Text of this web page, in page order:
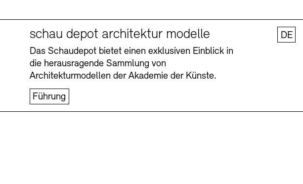
schau depot architektur modelle
Das Schaudepot bietet einen exklusiven Einblick in
die herausragende Sammlung von
Architekturmodellen der Akademie der Künste.
Führung
DE